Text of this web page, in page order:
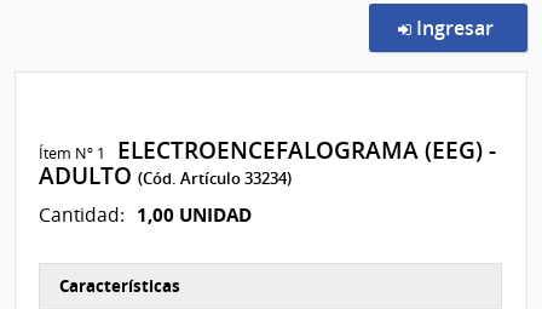
Ingresar
Ítem Nº 1
ELECTROENCEFALOGRAMA (EEG) -
ADULTO(Cód. Artículo 33234)
Cantidad: 1,00 UNIDAD
Características